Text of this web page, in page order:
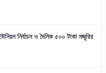
নির্বাচন ও দৈনিক ৫০০ টাকা মজুরির